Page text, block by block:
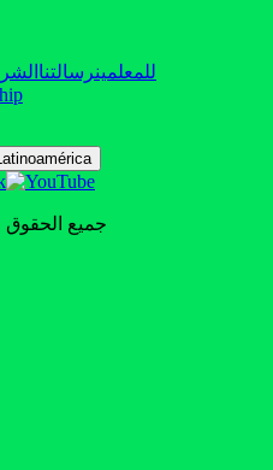
للمعلمينرسالتنا
جميع